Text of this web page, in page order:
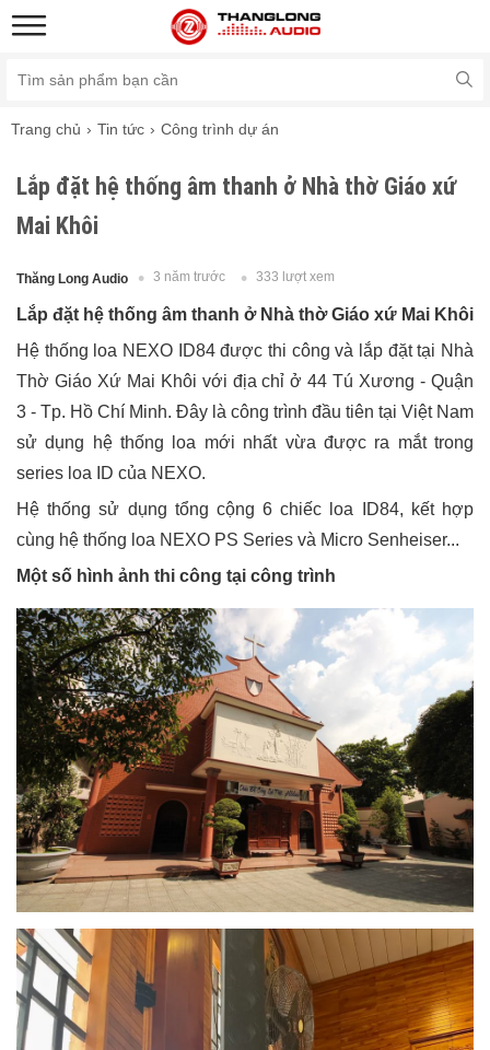
Trang chủ Tin tức Công trình dự án
Lắp đặt hệ thống âm thanh ở Nhà thờ Giáo xứ
Mai Khôi
Thăng Long Audio 3 năm trước 333 lượt xem
Lắp đặt hệ thống âm thanh ở Nhà thờ Giáo xứ Mai Khôi
Hệ thống loa NEXO ID84 được thi công và lắp đặt tại Nhà
Thờ Giáo Xứ Mai Khôi với địa chỉ ở 44 Tú Xương - Quận
3 - Tp. Hồ Chí Minh. Đây là công trình đầu tiên tại Việt Nam
sử dụng hệ thống loa mới nhất vừa được ra mắt trong
series loa ID của NEXO.
Hệ thống sử dụng tổng cộng 6 chiếc loa ID84, kết hợp
cùng hệ thống loa NEXO PS Series và Micro Senheiser...
Một số hình ảnh thi công tại công trình